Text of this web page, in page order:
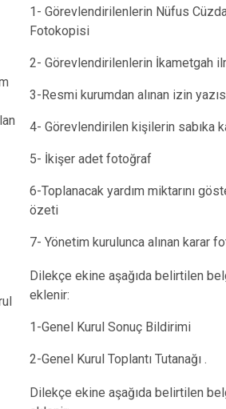
1- Görevlendirilenlerin Nüfus
Fotokopisi
2- Görevlendirilenlerin İkametgah
3-Resmi kurumdan alınan izin
4- Görevlendirilen kişilerin sabıka
5- İkişer adet fotoğraf
6-Toplanacak yardım miktarını
özeti
7- Yönetim kurulunca alınan karar
Dilekçe ekine aşağıda belirtilen
eklenir:
1-Genel Kurul Sonuç Bildirimi
2-Genel Kurul Toplantı Tutanağı .
Dilekçe ekine aşağıda belirtilen